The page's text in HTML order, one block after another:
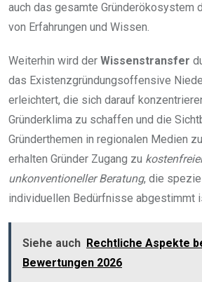
auch das gesamte Gründerökosystem
von Erfahrungen und Wissen.
Weiterhin wird der Wissenstransfer
das Existenzgründungsoffensive
erleichtert, die sich darauf
Gründerklima zu schaffen und die
Gründerthemen in regionalen Medien
erhalten Gründer Zugang zu
unkonventioneller Beratung, die
individuellen Bedürfnisse abgestimmt
Siehe auch Rechtliche Aspekte
Bewertungen 2026